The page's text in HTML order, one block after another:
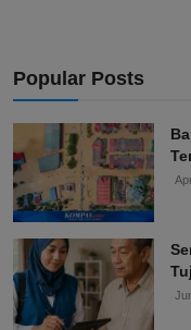
Popular Posts